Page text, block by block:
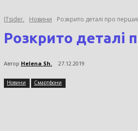
ITsider. Новини Розкрито деталі про
Розкрито деталі
Автор Helena Sh. 27.12.2019
Новини Смартфони